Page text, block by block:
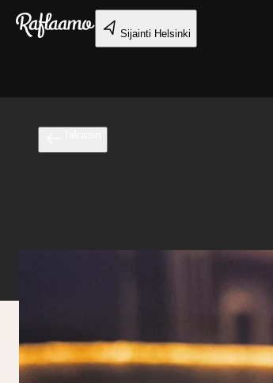
Siirry pääsisältöön
Sijainti Helsinki